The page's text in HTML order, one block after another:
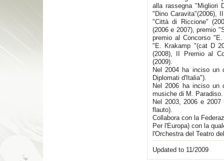
alla rassegna "Migliori
"Dino Caravita"(2006),
"Città di Riccione"
(2006 e 2007), premio
premio al Concorso
"E. Krakamp "(cat D
(2008), II Premio al
(2009).
Nel 2004 ha inciso un
Diplomati d'Italia").
Nel 2006 ha inciso un
musiche di M. Paradiso.
Nel 2003, 2006 e
flauto).
Collabora con la
Per l'Europa) con la
l'Orchestra del Teatro
Updated to 11/2009